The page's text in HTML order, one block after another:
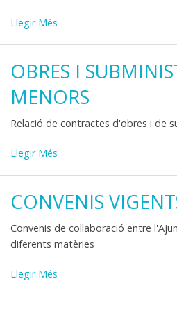
Carta
-
Llegir Més
OBRES I
MENORS
Relació de contractes d'obres i de
Obres
menors
Llegir Més
CONVENIS
Convenis de col·laboració entre
diferents matèries
Convenis
Llegir Més